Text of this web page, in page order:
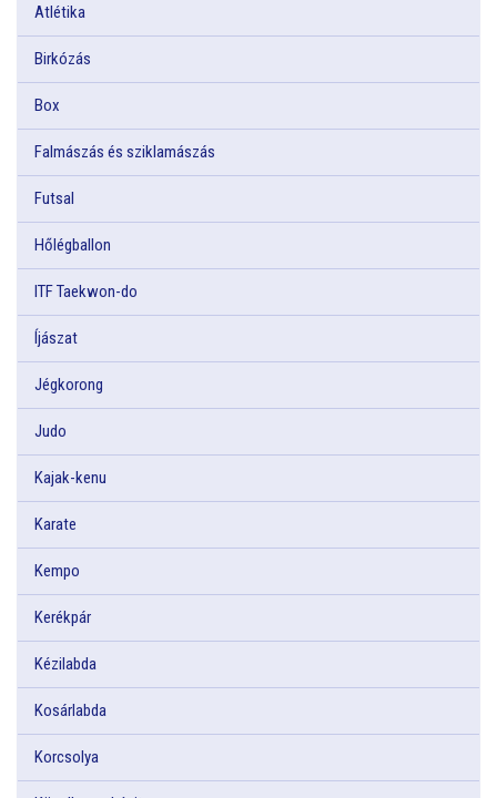
Atlétika
Birkózás
Box
Falmászás és sziklamászás
Futsal
Hőlégballon
ITF Taekwon-do
Íjászat
Jégkorong
Judo
Kajak-kenu
Karate
Kempo
Kerékpár
Kézilabda
Kosárlabda
Korcsolya